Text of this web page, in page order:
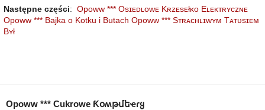
Następne części: Opoww *** Osɪᴇᴅʟᴏᴡᴇ Kʀᴢᴇsᴇłᴋᴏ Eʟᴇᴋᴛʀʏᴄᴢɴᴇ
Opoww *** Bajka o Kotku i Butach Opoww *** Sᴛʀᴀᴄʜʟɪᴡʏᴍ Tᴀᴛᴜsɪᴇᴍ
Bʏł
Opoww *** Cukrowe Ƙօʍթմեҽɾყ